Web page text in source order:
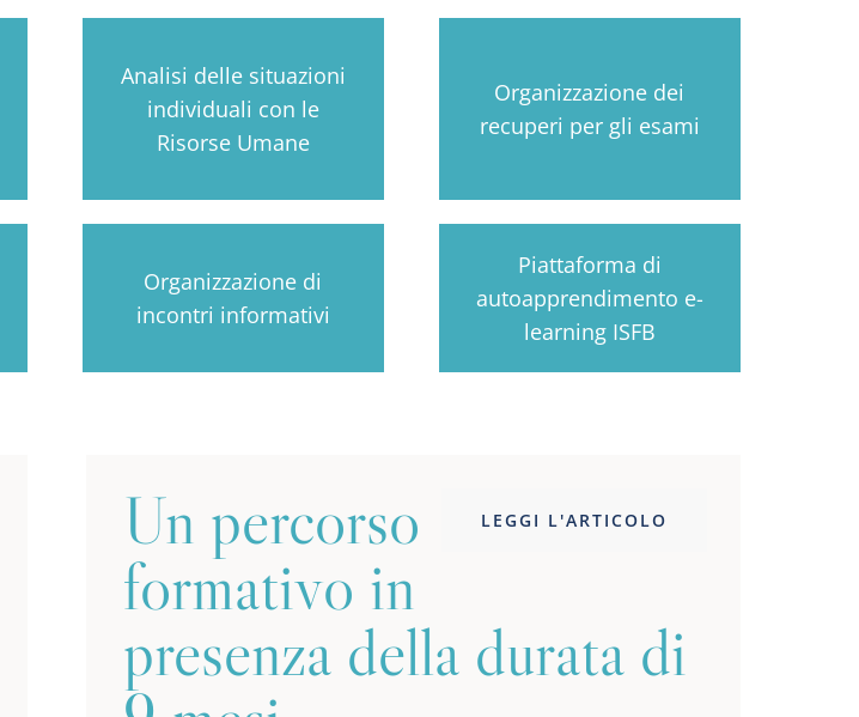
Analisi delle situazioni
individuali con le
Risorse Umane
Organizzazione dei
recuperi per gli esami
Organizzazione di
incontri informativi
Piattaforma di
autoapprendimento e-
learning ISFB
LEGGI L'ARTICOLO
Un percorso
formativo in
presenza della durata di